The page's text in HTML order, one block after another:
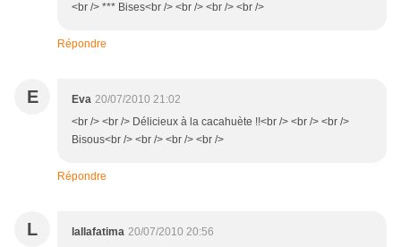
<br /> *** Bises<br /> <br /> <br /> <br />
Répondre
E Eva 20/07/2010 21:02
<br /> <br /> Délicieux à la cacahuète !!<br /> <br /> <br />
Bisous<br /> <br /> <br /> <br />
Répondre
L lallafatima 20/07/2010 20:56